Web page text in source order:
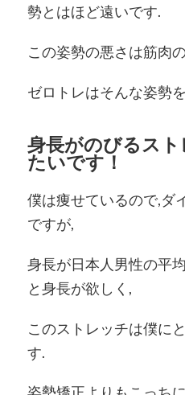
勢とはほど遠いです.
この姿勢の悪さは筋肉
ゼロトレはそんな姿勢
身長がのびるス
たいです！
僕は痩せているので,ダ
ですが,
身長が日本人男性の平
と身長が欲しく,
このストレッチは僕に
す.